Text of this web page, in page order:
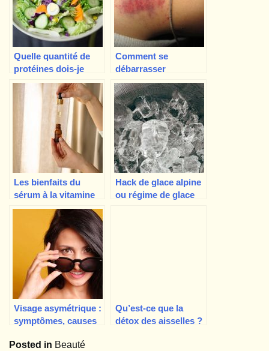
Quelle quantité de
protéines dois-je
consommer pour
perdre du poids ?
Comment se
débarrasser
rapidement d’un
suçon !
Les bienfaits du
sérum à la vitamine
C, ce qu’il faut savoir
Hack de glace alpine
ou régime de glace
Visage asymétrique :
symptômes, causes
Qu’est-ce que la
détox des aisselles ?
Posted in Beauté